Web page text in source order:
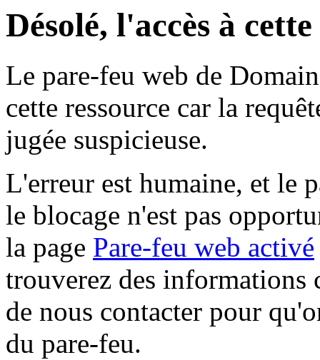
Désolé, l'accès à
Le pare-feu web de
cette ressource car la
jugée suspicieuse.
L'erreur est humaine, et le
le blocage n'est pas
la page Pare-feu web activé
trouverez des informations
de nous contacter pour
du pare-feu.